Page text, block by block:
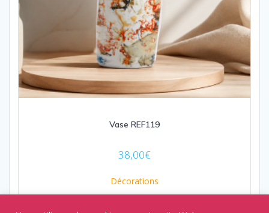
Vase REF119
38,00€
Décorations